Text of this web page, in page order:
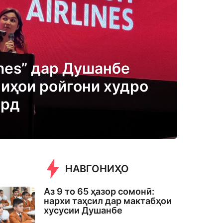
дар Душанбе
ройгони худро
НАВГОНИҲО
Аз 9 то 65 ҳазор сомонӣ:
нархи таҳсил дар мактабҳои
хусусии Душанбе